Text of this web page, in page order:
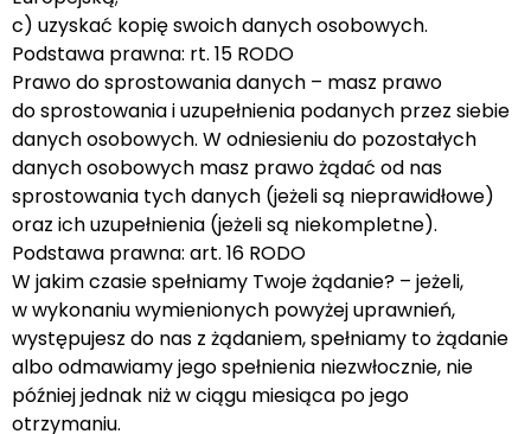
c) uzyskać kopię swoich danych osobowych.
Podstawa prawna: rt. 15 RODO
Prawo do sprostowania danych – masz prawo
do sprostowania i uzupełnienia podanych przez siebie
danych osobowych. W odniesieniu do pozostałych
danych osobowych masz prawo żądać od nas
sprostowania tych danych (jeżeli są nieprawidłowe)
oraz ich uzupełnienia (jeżeli są niekompletne).
Podstawa prawna: art. 16 RODO
W jakim czasie spełniamy Twoje żądanie? – jeżeli,
w wykonaniu wymienionych powyżej uprawnień,
występujesz do nas z żądaniem, spełniamy to żądanie
albo odmawiamy jego spełnienia niezwłocznie, nie
później jednak niż w ciągu miesiąca po jego
otrzymaniu.